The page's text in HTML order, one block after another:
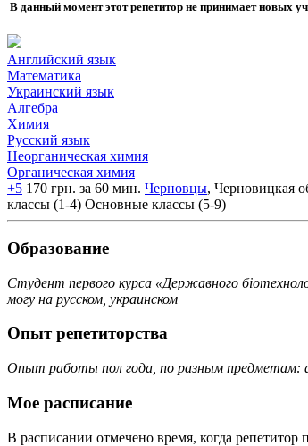
В данный момент этот репетитор не принимает новых
Английский язык
Математика
Украинский язык
Алгебра
Химия
Русский язык
Неорганическая химия
Органическая химия
+5 170 грн. за 60 мин. Черновцы, Черновицкая
классы (1-4) Основные классы (5-9)
Образование
Студент первого курса «Державного
могу на русском, украинском
Опыт репетиторства
Опыт работы пол года, по разным предметам:
Мое расписание
В расписании отмечено время, когда